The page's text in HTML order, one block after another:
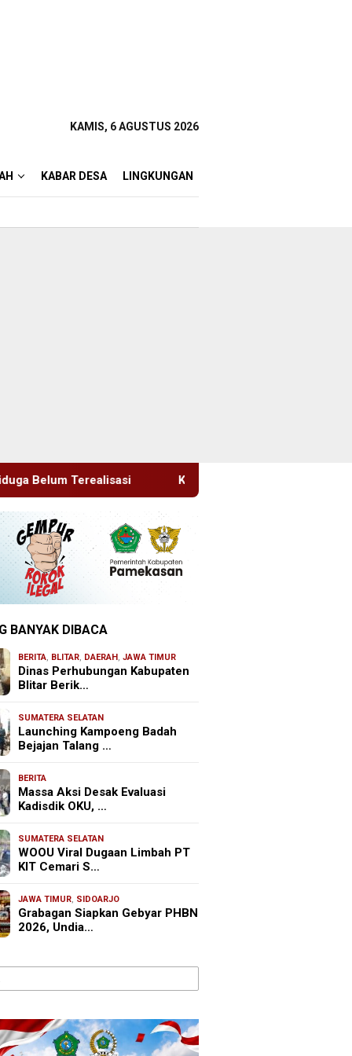
KAMIS, 6 AGUSTUS 2026
KABAR DESA LINGKUNGAN
Kapolsek Dentim Hadiri Pelepasan Purna Tugas
BANYAK DIBACA
BERITA, BLITAR, DAERAH ,JAWA TIMUR
Dinas Perhubungan Kabupaten
Blitar Berik…
SUMATERA SELATAN
Launching Kampoeng Badah
Bejajan Talang …
BERITA
Massa Aksi Desak Evaluasi
Kadisdik OKU, …
SUMATERA SELATAN
WOOU Viral Dugaan Limbah PT
KIT Cemari S…
JAWA TIMUR, SIDOARJO
Grabagan Siapkan Gebyar PHBN
2026, Undia…